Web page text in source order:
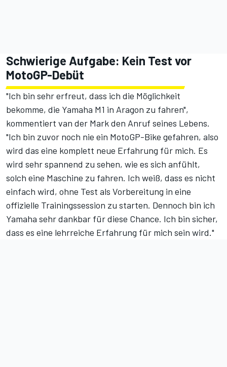
Schwierige Aufgabe: Kein Test vor
MotoGP-Debüt
"Ich bin sehr erfreut, dass ich die Möglichkeit
bekomme, die Yamaha M1 in Aragon zu fahren",
kommentiert van der Mark den Anruf seines Lebens.
"Ich bin zuvor noch nie ein MotoGP-Bike gefahren, also
wird das eine komplett neue Erfahrung für mich. Es
wird sehr spannend zu sehen, wie es sich anfühlt,
solch eine Maschine zu fahren. Ich weiß, dass es nicht
einfach wird, ohne Test als Vorbereitung in eine
offizielle Trainingssession zu starten. Dennoch bin ich
Yamaha sehr dankbar für diese Chance. Ich bin sicher,
dass es eine lehrreiche Erfahrung für mich sein wird."